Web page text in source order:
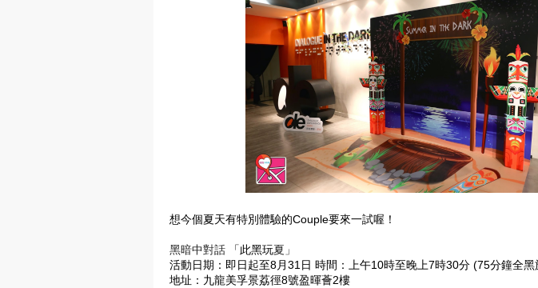
想今個夏天有特別體驗的Couple要來一試喔！
黑暗中對話 「此黑玩夏」
活動日期：即日起至8月31日 時間：上午10時至晚上7時30分 (75分鐘全黑
地址：九龍美孚景荔徑8號盈暉薈2樓